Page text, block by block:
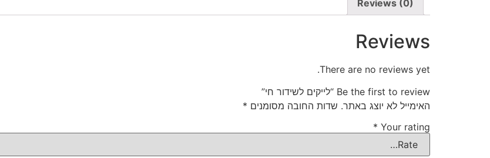
Reviews (0)
Reviews
There are no reviews yet.
Be the first to review “לייקים לשידור חי”
האימייל לא יוצג באתר. שדות החובה מסומנים *
Your rating
*